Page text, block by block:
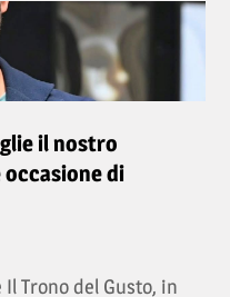
il nostro
di
Trono del Gusto, in